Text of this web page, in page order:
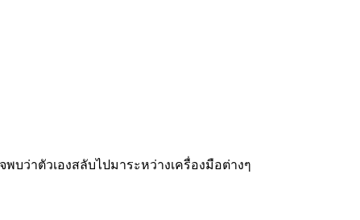
าตัวเองสลับไปมาระหว่างเครื่องมือต่างๆ